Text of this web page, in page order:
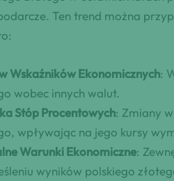
Ten trend można
Wskaźników Ekonomicznych:
wobec innych walut.
Stóp Procentowych: Zmiany
wpływając na jego kursy
Warunki Ekonomiczne:
wyników polskiego